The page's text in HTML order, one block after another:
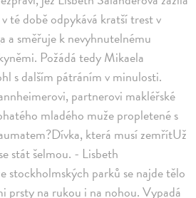
té době odpykává kratší trest v
a směřuje k nevyhnutelnému
Požádá tedy Mikaela
s dalším pátráním v minulosti.
partnerovi makléřské
mladého muže propletené s
která musí zemřítUž
stát šelmou. - Lisbeth
stockholmských parků se najde tělo
prsty na rukou i na nohou. Vypadá